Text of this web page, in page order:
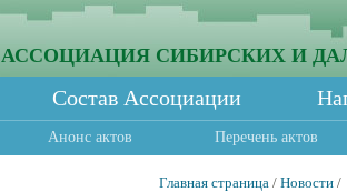
АССОЦИАЦИЯ СИБИРСКИХ И
Состав Ассоциации
Анонс актов Перечень актов
Главная страница / Новости /